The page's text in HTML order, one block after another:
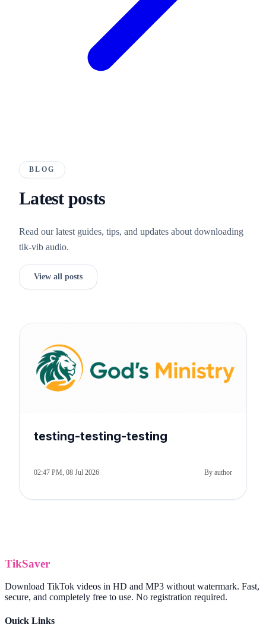
BLOG
Latest posts
Read our latest guides, tips, and updates about downloading
tik-vib audio.
View all posts
testing-testing-testing
02:47 PM, 08 Jul 2026 By author
TikSaver
Download TikTok videos in HD and MP3 without watermark. Fast,
secure, and completely free to use. No registration required.
Quick Links